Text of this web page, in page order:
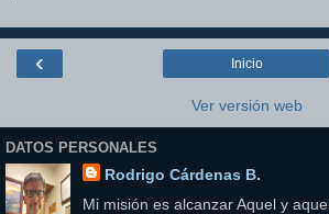
‹ Inicio
Ver versión web
DATOS PERSONALES
Rodrigo Cárdenas B.
Mi misión es alcanzar Aquel y